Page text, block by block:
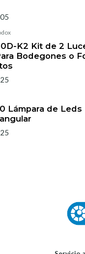
K2 Kit de 2
Bodegones o
Lámpara de Leds